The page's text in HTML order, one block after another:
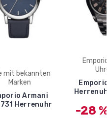
mit bekannten
Marken
Armani
Herrenuhr
-28